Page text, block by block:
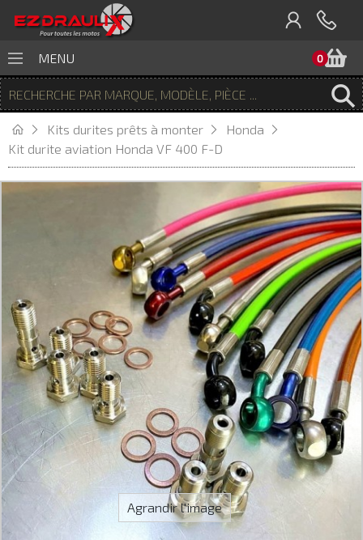
0
MENU
Kits durites prêts à monter
Honda
Kit durite aviation Honda VF 400 F-D
Agrandir l'image